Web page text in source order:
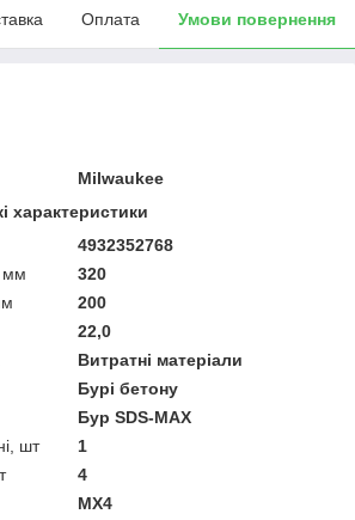
Оплата Умови повернення
Milwaukee
характеристики
4932352768
мм
320
200
22,0
Витратні матеріали
Бурі бетону
Бур SDS-MAX
шт
1
4
MX4